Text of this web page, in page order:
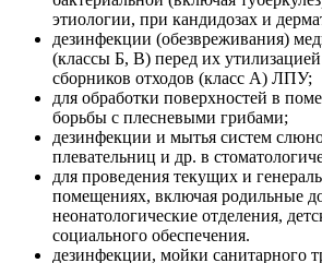
этиологии, при кандидозах и
дезинфекции (обезвреживания)
(классы Б, В) перед их
сборников отходов (класс А) ЛПУ;
для обработки поверхностей в
борьбы с плесневыми грибами;
дезинфекции и мытья систем
плевательниц и др. в
для проведения текущих и
помещениях, включая родильные
неонатологические отделения,
социального обеспечения.
дезинфекции, мойки санитарного